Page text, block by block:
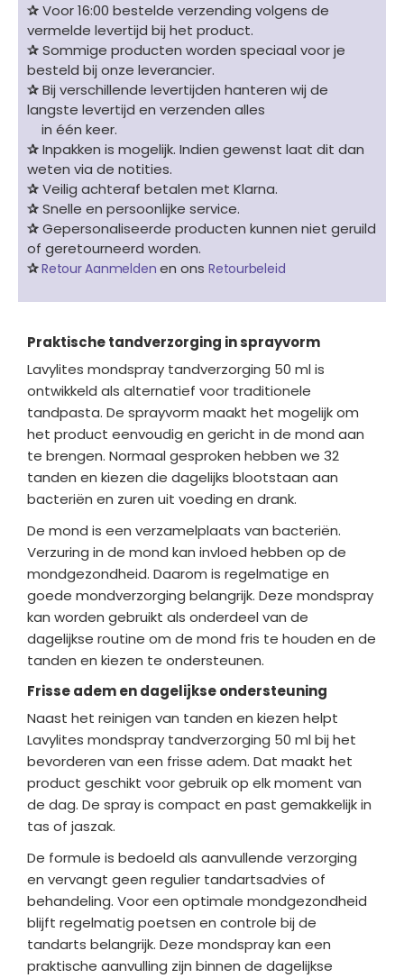
✰Voor 16:00 bestelde verzending volgens de
vermelde levertijd bij het product.
✰Sommige producten worden speciaal voor je
besteld bij onze leverancier.
✰Bij verschillende levertijden hanteren wij de
langste levertijd en verzenden alles
in één keer.
✰Inpakken is mogelijk. Indien gewenst laat dit dan
weten via de notities.
✰Veilig achteraf betalen met Klarna.
✰Snelle en persoonlijke service.
✰Gepersonaliseerde producten kunnen niet geruild
of geretourneerd worden.
✰Retour Aanmelden en ons Retourbeleid
Praktische tandverzorging in sprayvorm
Lavylites mondspray tandverzorging 50 ml is
ontwikkeld als alternatief voor traditionele
tandpasta. De sprayvorm maakt het mogelijk om
het product eenvoudig en gericht in de mond aan
te brengen. Normaal gesproken hebben we 32
tanden en kiezen die dagelijks blootstaan aan
bacteriën en zuren uit voeding en drank.
De mond is een verzamelplaats van bacteriën.
Verzuring in de mond kan invloed hebben op de
mondgezondheid. Daarom is regelmatige en
goede mondverzorging belangrijk. Deze mondspray
kan worden gebruikt als onderdeel van de
dagelijkse routine om de mond fris te houden en de
tanden en kiezen te ondersteunen.
Frisse adem en dagelijkse ondersteuning
Naast het reinigen van tanden en kiezen helpt
Lavylites mondspray tandverzorging 50 ml bij het
bevorderen van een frisse adem. Dat maakt het
product geschikt voor gebruik op elk moment van
de dag. De spray is compact en past gemakkelijk in
tas of jaszak.
De formule is bedoeld als aanvullende verzorging
en vervangt geen regulier tandartsadvies of
behandeling. Voor een optimale mondgezondheid
blijft regelmatig poetsen en controle bij de
tandarts belangrijk. Deze mondspray kan een
praktische aanvulling zijn binnen de dagelijkse